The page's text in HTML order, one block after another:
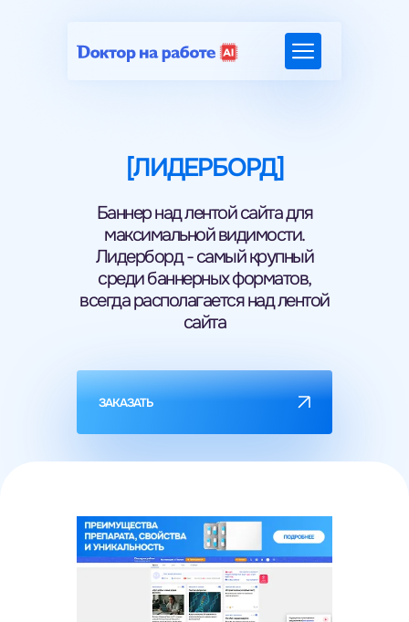
[ЛИДЕРБОРД]
Баннер над лентой сайта для
максимальной видимости.
Лидерборд - самый крупный
среди баннерных форматов,
всегда располагается над лентой
сайта
ЗАКАЗАТЬ